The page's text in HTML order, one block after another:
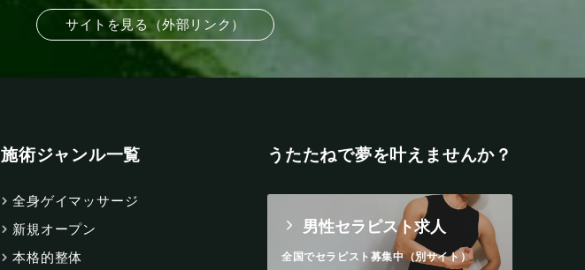
サイトを見る（外部リンク）
施術ジャンル一覧
全身ゲイマッサージ
新規オープン
本格的整体
うたたねで夢を叶えませんか？
男性セラピスト求人
全国でセラピスト募集中（別サイト）